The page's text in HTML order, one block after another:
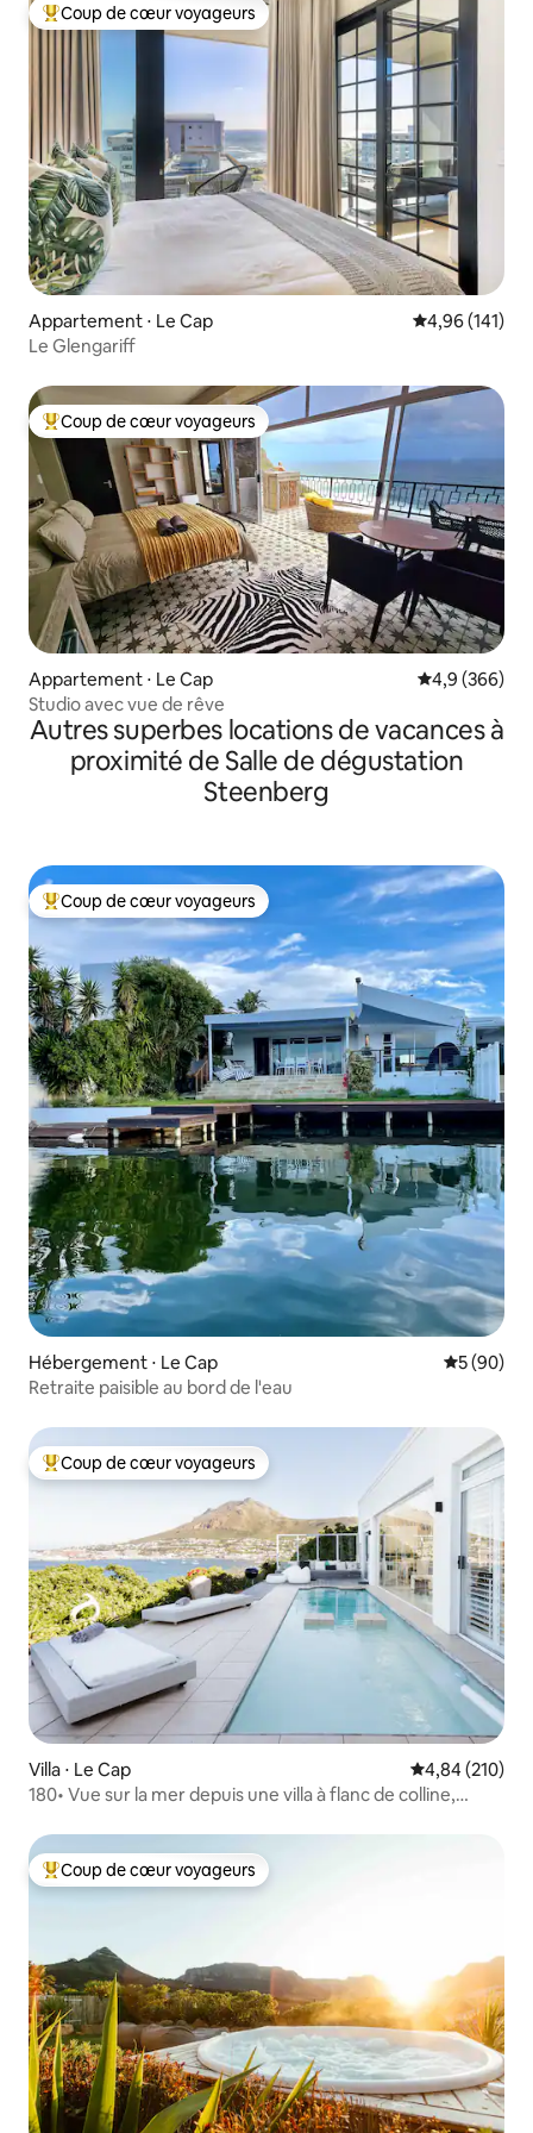
Coups de cœur voyageurs les plus appréciés
Coup de cœur voyageurs
Appartement ⋅ Le Cap Évaluation
4,96 (141)
Le Glengariff
Coups de cœur voyageurs les plus appréciés
Coup de cœur voyageurs
Appartement ⋅ Le Cap Évaluation
4,9 (366)
Studio avec vue de rêve
Autres superbes locations de vacances à
proximité de Salle de dégustation
Steenberg
Coups de cœur voyageurs les plus appréciés
Coup de cœur voyageurs
Hébergement ⋅ Le Cap
5 (90)
Retraite paisible au bord de l'eau
Coups de cœur voyageurs les plus appréciés
Coup de cœur voyageurs
Villa ⋅ Le Cap Évaluation
4,84 (210)
180• Vue sur la mer depuis une villa à flanc de colline,
Coups de cœur voyageurs les plus appréciés
Coup de cœur voyageurs